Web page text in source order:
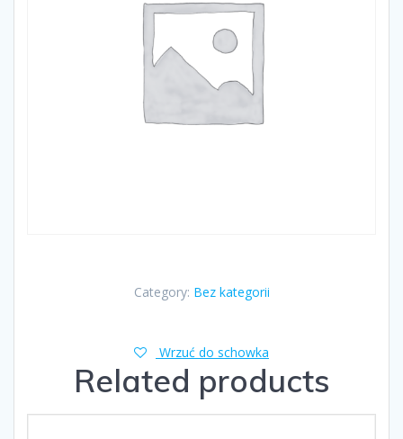
Category: Bez kategorii
Wrzuć do schowka
Related products